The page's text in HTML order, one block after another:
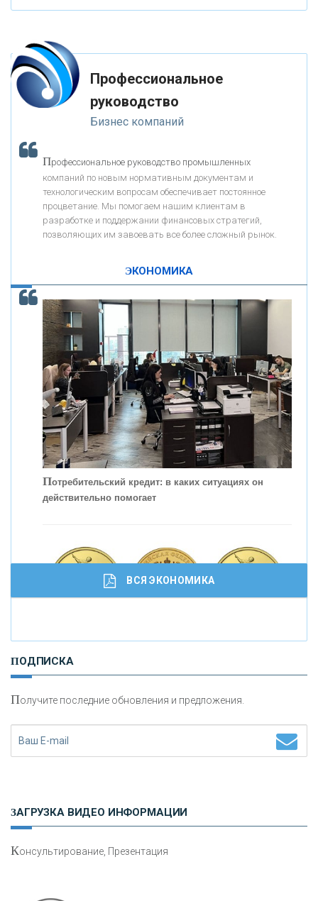
«ФК ОТКРЫТИЕ»
«ЗАПСИБКОМБАНК»
«РОСЕВРОБАНК»
«ПРЕСС-СЛУЖБА ВТБ24»
«АВТОГРАДБАНК»
ОНАС
КОНТАКТЫ
К ак Система быстрых платежей за пять лет
Профессиональное
руководство
Бизнес компаний
Профессиональное руководство промышленных
компаний по новым нормативным документам и
технологическим вопросам обеспечивает постоянное
процветание. Мы помогаем нашим клиентам в
разработке и поддержании финансовых стратегий,
позволяющих им завоевать все более сложный рынок.
ЭКОНОМИКА
Потребительский кредит: в каких ситуациях он
действительно помогает
И
сохранения и увеличения капитала
ВСЯ ЭКОНОМИКА
ПОДПИСКА
Получите последние обновления и предложения.
ЗАГРУЗКА ВИДЕО ИНФОРМАЦИИ
Консультирование, Презентация